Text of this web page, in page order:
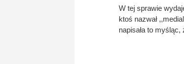
W tej sprawie
ktoś nazwał
napisała to